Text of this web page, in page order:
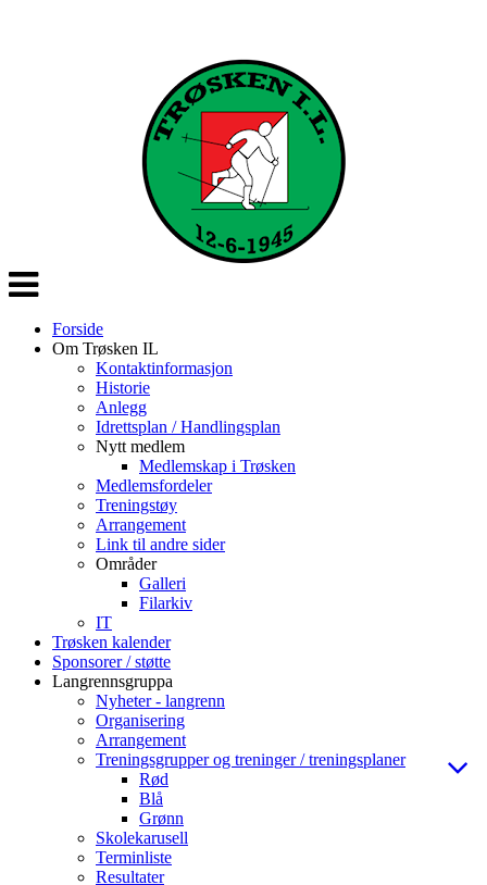
Veksle
navigasjon
Forside
Om Trøsken IL
Kontaktinformasjon
Historie
Anlegg
Idrettsplan / Handlingsplan
Nytt medlem
Medlemskap i Trøsken
Medlemsfordeler
Treningstøy
Arrangement
Link til andre sider
Områder
Galleri
Filarkiv
IT
Trøsken kalender
Sponsorer / støtte
Langrennsgruppa
Nyheter - langrenn
Organisering
Arrangement
Treningsgrupper og treninger / treningsplaner
Rød
Blå
Grønn
Skolekarusell
Terminliste
Resultater